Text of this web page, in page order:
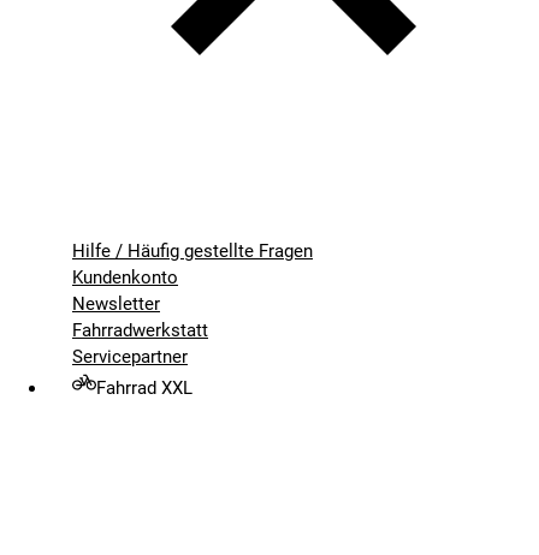
Hilfe / Häufig gestellte Fragen
Kundenkonto
Newsletter
Fahrradwerkstatt
Servicepartner
Fahrrad XXL